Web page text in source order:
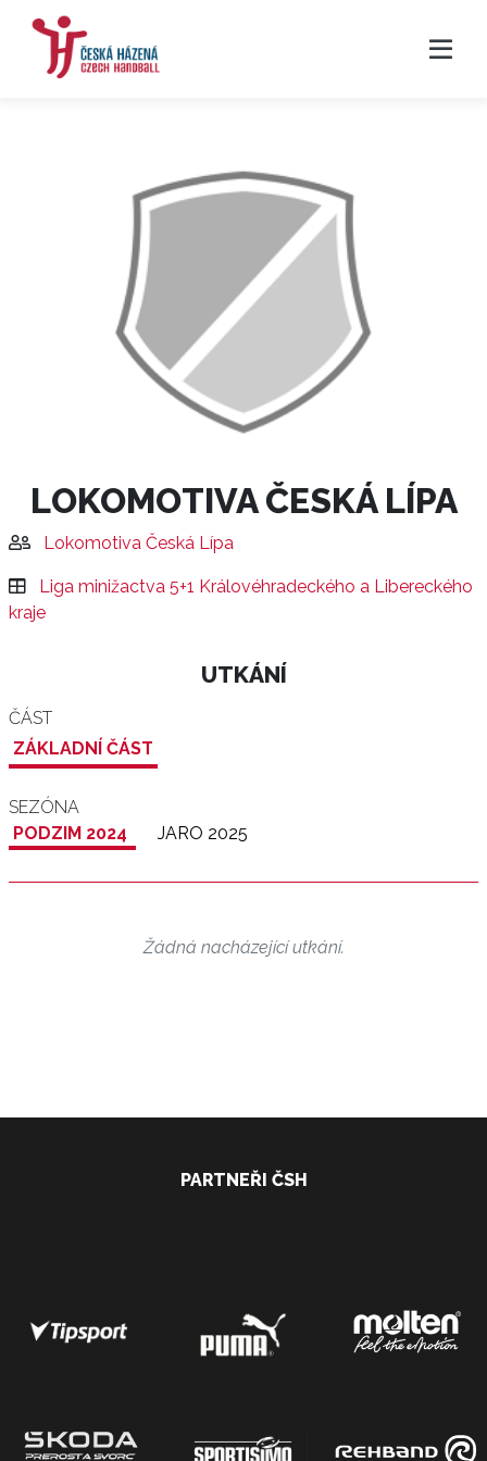
LOKOMOTIVA ČESKÁ LÍPA
Lokomotiva Česká Lípa
Liga minižactva 5+1 Královéhradeckého a Libereckého
kraje
UTKÁNÍ
ČÁST
ZÁKLADNÍ ČÁST
SEZÓNA
PODZIM 2024
JARO 2025
Žádná nacházející utkání.
PARTNEŘI ČSH